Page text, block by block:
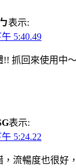
表示:
5:40.49
!! 抓回來使用中
表示:
5:24.22
，流暢度也很好